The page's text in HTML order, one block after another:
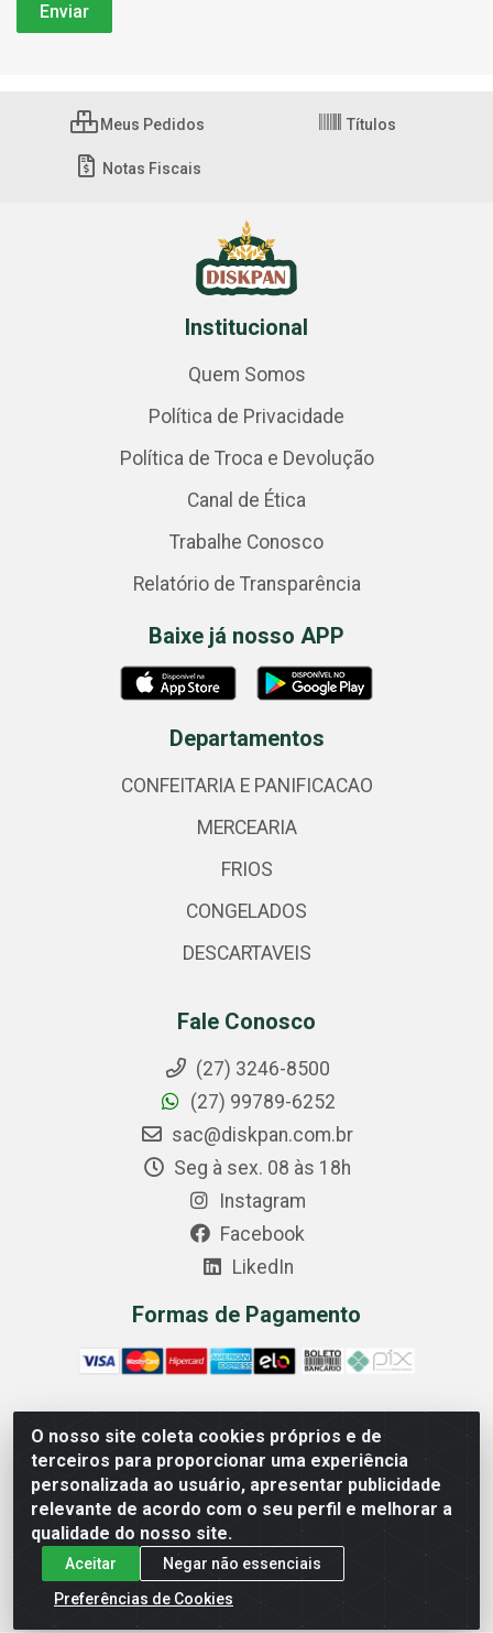
O nosso site coleta cookies próprios e de
terceiros para proporcionar uma experiência
personalizada ao usuário, apresentar publicidade
relevante de acordo com o seu perfil e melhorar a
qualidade do nosso site.
Aceitar
Negar não essenciais
Preferências de Cookies
Meus Pedidos Títulos
Notas Fiscais
Institucional
Quem Somos
Política de Privacidade
Política de Troca e Devolução
Canal de Ética
Trabalhe Conosco
Relatório de Transparência
Baixe já nosso APP
Departamentos
CONFEITARIA E PANIFICACAO
MERCEARIA
FRIOS
CONGELADOS
DESCARTAVEIS
Fale Conosco
(27) 3246-8500
(27) 99789-6252
sac@diskpan.com.br
Seg à sex. 08 às 18h
Instagram
Facebook
LikedIn
Formas de Pagamento
Comercial Diskpan Ltda - Av. Fernando Antonio, 1911 -
Sotelandia, Cariacica/ES - CEP 29140-669 - CNPJ
02.691.482/0001-07